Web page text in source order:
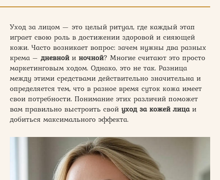
Уход за лицом — это целый ритуал, где каждый этап
играет свою роль в достижении здоровой и сияющей
кожи. Часто возникает вопрос: зачем нужны два разных
крема – дневнойи ночной? Многие считают это просто
маркетинговым ходом. Однако, это не так. Разница
между этими средствами действительно значительна и
определяется тем, что в разное время суток кожа имеет
свои потребности. Понимание этих различий поможет
вам правильно выстроить свой уход за кожей лицаи
добиться максимального эффекта.